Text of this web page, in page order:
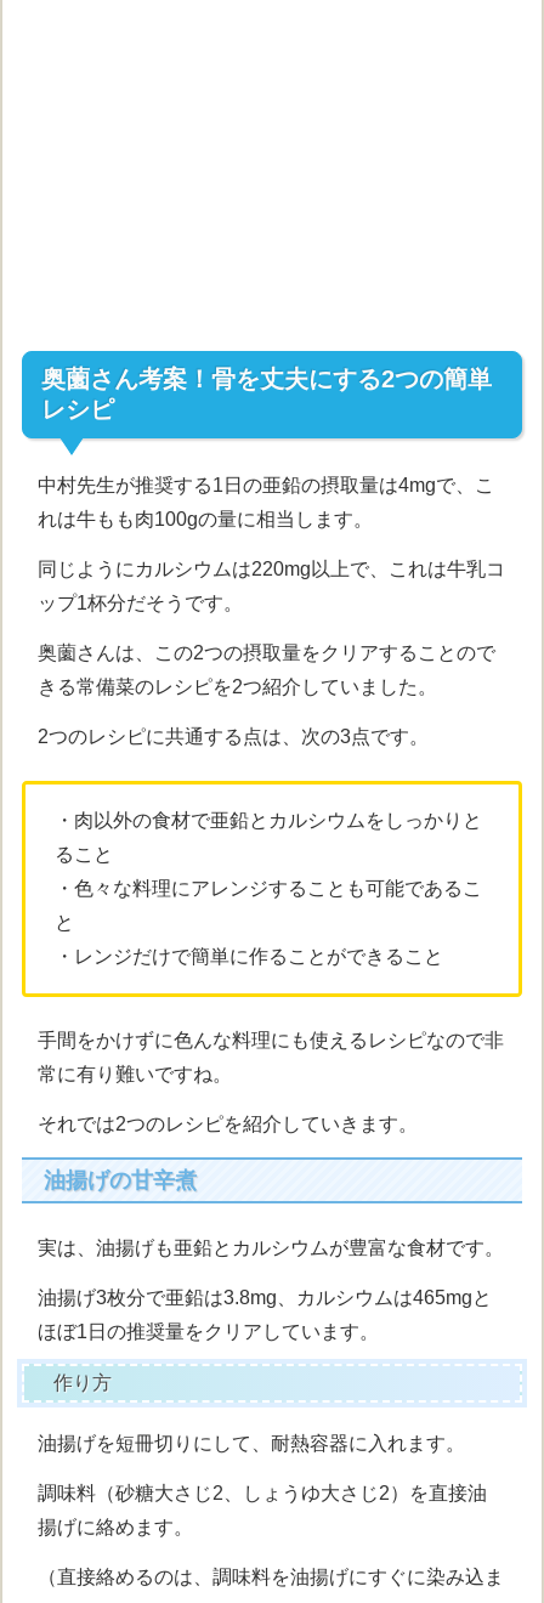
奥薗さん考案！骨を丈夫にする2つの簡単
レシピ
中村先生が推奨する1日の亜鉛の摂取量は4mgで、こ
れは牛もも肉100gの量に相当します。
同じようにカルシウムは220mg以上で、これは牛乳コ
ップ1杯分だそうです。
奥薗さんは、この2つの摂取量をクリアすることので
きる常備菜のレシピを2つ紹介していました。
2つのレシピに共通する点は、次の3点です。
・肉以外の食材で亜鉛とカルシウムをしっかりと
ること
・色々な料理にアレンジすることも可能であるこ
と
・レンジだけで簡単に作ることができること
手間をかけずに色んな料理にも使えるレシピなので非
常に有り難いですね。
それでは2つのレシピを紹介していきます。
油揚げの甘辛煮
実は、油揚げも亜鉛とカルシウムが豊富な食材です。
油揚げ3枚分で亜鉛は3.8mg、カルシウムは465mgと
ほぼ1日の推奨量をクリアしています。
作り方
油揚げを短冊切りにして、耐熱容器に入れます。
調味料（砂糖大さじ2、しょうゆ大さじ2）を直接油
揚げに絡めます。
（直接絡めるのは、調味料を油揚げにすぐに染み込ま